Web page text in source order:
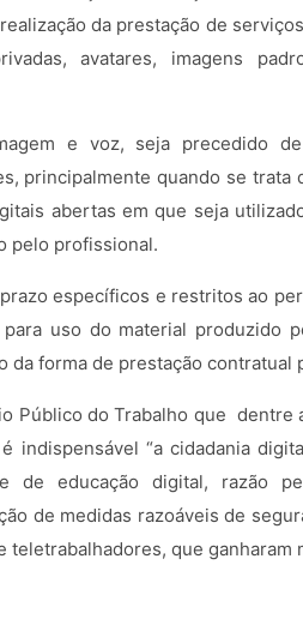
da prestação de
avatares, imagens
e voz, seja precedido de
principalmente quando se trata
abertas em que seja
pelo profissional.
específicos e restritos ao
uso do material produzido
da forma de prestação contratual
Público do Trabalho que dentre
indispensável “a cidadania
de educação digital, razão
de medidas razoáveis de
teletrabalhadores, que ganharam